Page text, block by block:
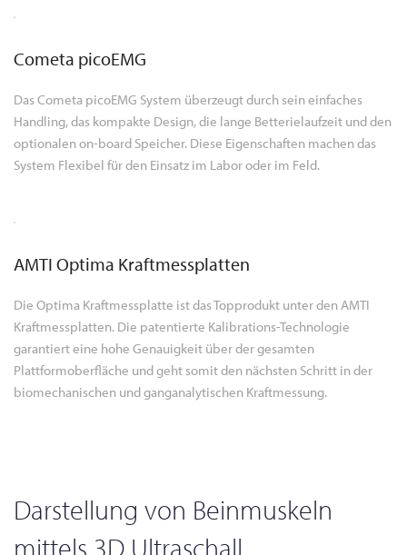
Cometa picoEMG
Das Cometa picoEMG System überzeugt durch sein einfaches
Handling, das kompakte Design, die lange Betterielaufzeit und den
optionalen on-board Speicher. Diese Eigenschaften machen das
System Flexibel für den Einsatz im Labor oder im Feld.
AMTI Optima Kraftmessplatten
Die Optima Kraftmessplatte ist das Topprodukt unter den AMTI
Kraftmessplatten. Die patentierte Kalibrations-Technologie
garantiert eine hohe Genauigkeit über der gesamten
Plattformoberfläche und geht somit den nächsten Schritt in der
biomechanischen und ganganalytischen Kraftmessung.
Darstellung von Beinmuskeln
mittels 3D Ultraschall